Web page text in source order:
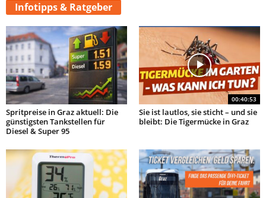
Infotipps & Ratgeber
Spritpreise in Graz aktuell: Die
günstigsten Tankstellen für
Diesel & Super 95
00:40:53
Sie ist lautlos, sie sticht – und sie
bleibt: Die Tigermücke in Graz